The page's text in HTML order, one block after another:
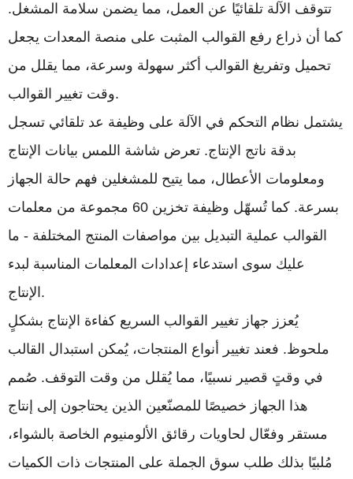
تتوقف الآلة تلقائيًا عن العمل، مما يضمن سلامة المشغل.
كما أن ذراع رفع القوالب المثبت على منصة المعدات يجعل
تحميل وتفريغ القوالب أكثر سهولة وسرعة، مما يقلل من
وقت تغيير القوالب.
يشتمل نظام التحكم في الآلة على وظيفة عد تلقائي تسجل
بدقة ناتج الإنتاج. تعرض شاشة اللمس بيانات الإنتاج
ومعلومات الأعطال، مما يتيح للمشغلين فهم حالة الجهاز
بسرعة. كما تُسهّل وظيفة تخزين 60 مجموعة من معلمات
القوالب عملية التبديل بين مواصفات المنتج المختلفة - ما
عليك سوى استدعاء إعدادات المعلمات المناسبة لبدء
الإنتاج.
يُعزز جهاز تغيير القوالب السريع كفاءة الإنتاج بشكلٍ
ملحوظ. فعند تغيير أنواع المنتجات، يُمكن استبدال القالب
في وقتٍ قصير نسبيًا، مما يُقلل من وقت التوقف. صُمم
هذا الجهاز خصيصًا للمصنّعين الذين يحتاجون إلى إنتاج
مستقر وفعّال لحاويات رقائق الألومنيوم الخاصة بالشواء،
مُلبيًا بذلك طلب سوق الجملة على المنتجات ذات الكميات